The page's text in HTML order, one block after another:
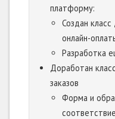
платформу:
Создан
онлайн-
Разработка
Доработан
заказов
Форма и